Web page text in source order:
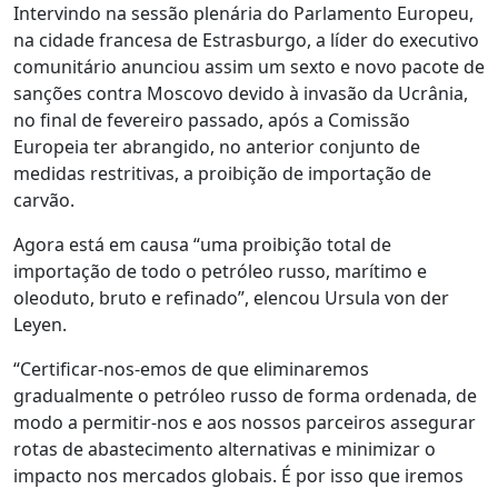
Intervindo na sessão plenária do Parlamento Europeu,
na cidade francesa de Estrasburgo, a líder do executivo
comunitário anunciou assim um sexto e novo pacote de
sanções contra Moscovo devido à invasão da Ucrânia,
no final de fevereiro passado, após a Comissão
Europeia ter abrangido, no anterior conjunto de
medidas restritivas, a proibição de importação de
carvão.
Agora está em causa “uma proibição total de
importação de todo o petróleo russo, marítimo e
oleoduto, bruto e refinado”, elencou Ursula von der
Leyen.
“Certificar-nos-emos de que eliminaremos
gradualmente o petróleo russo de forma ordenada, de
modo a permitir-nos e aos nossos parceiros assegurar
rotas de abastecimento alternativas e minimizar o
impacto nos mercados globais. É por isso que iremos